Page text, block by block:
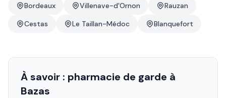
Bordeaux Villenave-d'Ornon
Rauzan
Cestas
Le Taillan-Médoc Blanquefort
À savoir : pharmacie de garde à
Bazas